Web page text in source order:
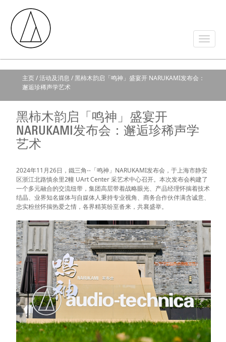
主页/活动及消息 / 黑柿木韵启「鸣神」盛宴开 NARUKAMI发布会：
邂逅珍稀声学艺术
黑柿木韵启「鸣神」盛宴开
NARUKAMI发布会：邂逅珍稀声学
艺术
2024年11月26日，鐵三角--「鸣神」NARUKAMI发布会，于上海市静安
区浙江北路慎余里2幢 UArt Center 采艺术中心召开。本次发布会构建了
一个多元融合的交流纽带，集团高层带着战略眼光、产品经理怀揣着技术
结晶、业界知名媒体与自媒体人秉持专业视角、商务合作伙伴满含诚意、
忠实粉丝怀揣热爱之情，各界精英纷至沓来，共襄盛举。